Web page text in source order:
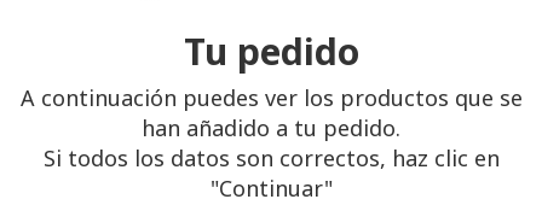
Tu pedido
A continuación puedes ver los productos que se
han añadido a tu pedido.
Si todos los datos son correctos, haz clic en
"Continuar"